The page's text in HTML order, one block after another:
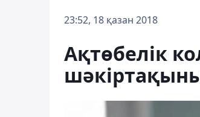
23:52, 18 қазан 2018
Ақтөбелік